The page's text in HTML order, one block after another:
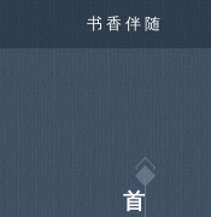
书 香 伴 随
首